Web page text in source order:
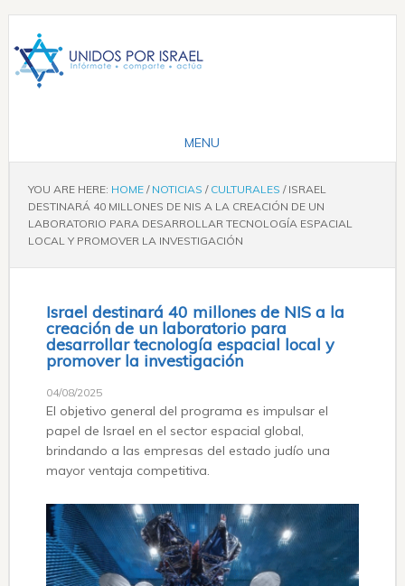
YOU ARE HERE: HOME / NOTICIAS / CULTURALES /ISRAEL
DESTINARÁ 40 MILLONES DE NIS A LA CREACIÓN DE UN
LABORATORIO PARA DESARROLLAR TECNOLOGÍA ESPACIAL
LOCAL Y PROMOVER LA INVESTIGACIÓN
Israel destinará 40 millones de NIS a la
creación de un laboratorio para
desarrollar tecnología espacial local y
promover la investigación
04/08/2025
El objetivo general del programa es impulsar el
papel de Israel en el sector espacial global,
brindando a las empresas del estado judío una
mayor ventaja competitiva.